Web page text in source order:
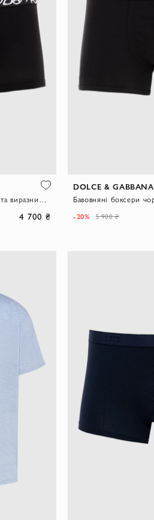
Боксери чорні з м'яким поясом та виразним логотипом.
4 700 ₴
DOLCE & GABBANA
-20% 5 900 ₴